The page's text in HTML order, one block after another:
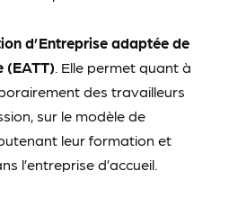
d’Entreprise adaptée de
(EATT). Elle permet quant à
des travailleurs
sur le modèle de
leur formation et
l’entreprise d’accueil.